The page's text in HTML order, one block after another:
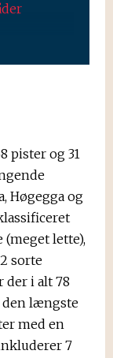
pister og 31
Høgegga og
lette),
sorte
der i alt 78
den længste
med en
7